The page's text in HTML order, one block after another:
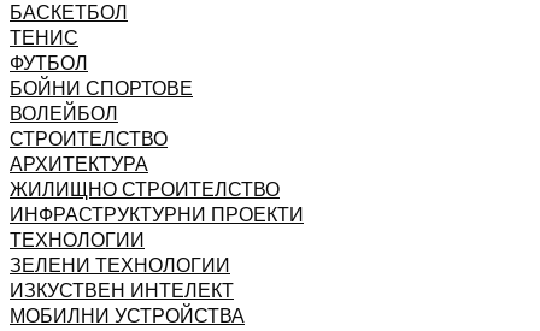
БАСКЕТБОЛ
ТЕНИС
ФУТБОЛ
БОЙНИ СПОРТОВЕ
ВОЛЕЙБОЛ
СТРОИТЕЛСТВО
АРХИТЕКТУРА
ЖИЛИЩНО СТРОИТЕЛСТВО
ИНФРАСТРУКТУРНИ ПРОЕКТИ
ТЕХНОЛОГИИ
ЗЕЛЕНИ ТЕХНОЛОГИИ
ИЗКУСТВЕН ИНТЕЛЕКТ
МОБИЛНИ УСТРОЙСТВА